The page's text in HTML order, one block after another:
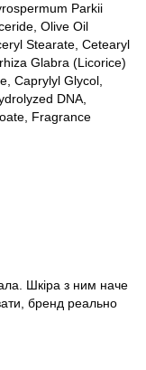
Parkii
Olive Oil
Stearate, Cetearyl
Glabra (Licorice)
Caprylyl Glycol,
DNA,
Fragrance
Шкіра з ним наче
бренд реально